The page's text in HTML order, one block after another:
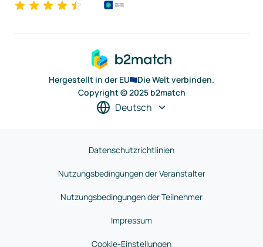
Hergestellt in der EU
Die Welt verbinden.
Copyright © 2025 b2match
Deutsch
Datenschutzrichtlinien
Nutzungsbedingungen der Veranstalter
Nutzungsbedingungen der Teilnehmer
Impressum
Cookie-Einstellungen